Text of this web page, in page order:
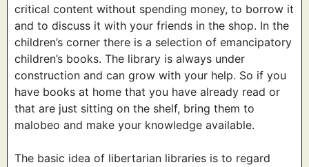
critical content without spending money, to borrow it
and to discuss it with your friends in the shop. In the
children’s corner there is a selection of emancipatory
children’s books. The library is always under
construction and can grow with your help. So if you
have books at home that you have already read or
that are just sitting on the shelf, bring them to
malobeo and make your knowledge available.
The basic idea of libertarian libraries is to regard